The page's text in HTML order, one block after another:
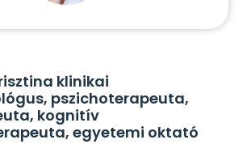
klinikai
pszichoterapeuta,
kognitív
egyetemi oktató